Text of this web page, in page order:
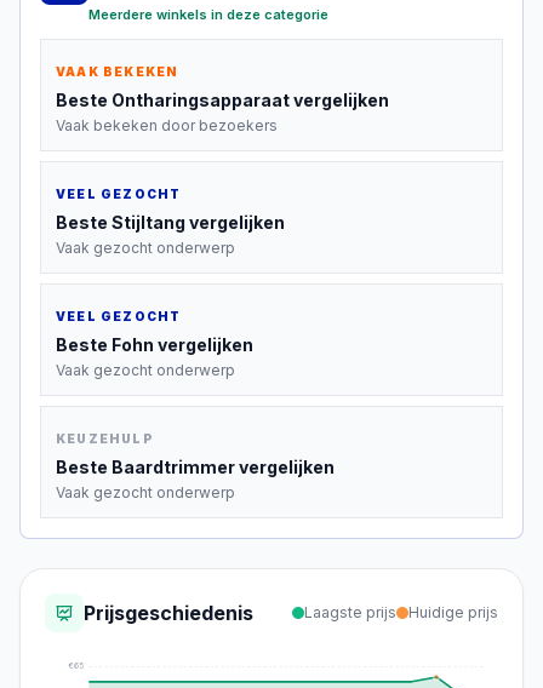
Meerdere winkels in deze categorie
VAAK BEKEKEN
Beste Ontharingsapparaatvergelijken
Vaak bekeken door bezoekers
VEEL GEZOCHT
Beste Stijltang vergelijken
Vaak gezocht onderwerp
VEEL GEZOCHT
Beste Fohn vergelijken
Vaak gezocht onderwerp
KEUZEHULP
Beste Baardtrimmervergelijken
Vaak gezocht onderwerp
Prijsgeschiedenis Laagste prijs Huidige prijs
€65